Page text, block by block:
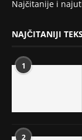
Najčitanije i
NAJČITANIJI
1
2